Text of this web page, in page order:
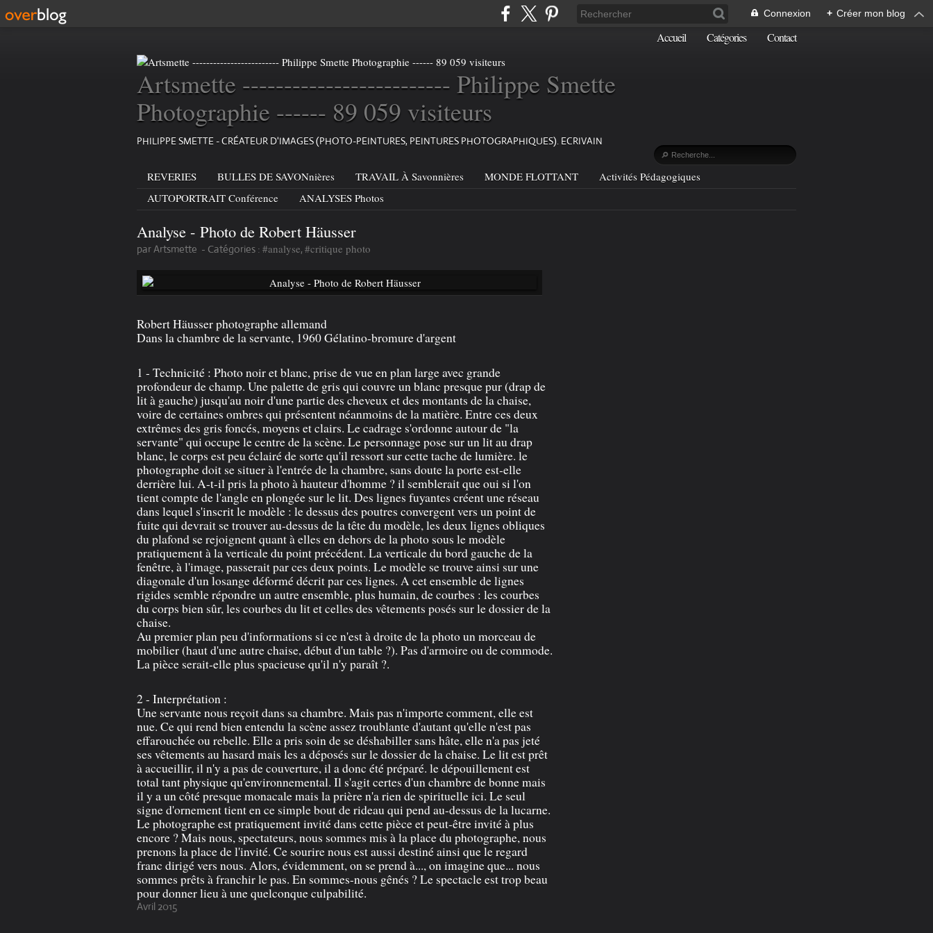
Connexion + Créer mon blog
Accueil Catégories Contact
Artsmette ------------------------- Philippe Smette
Photographie ------ 89 059 visiteurs
PHILIPPE SMETTE - CRÉATEUR D'IMAGES (PHOTO-PEINTURES, PEINTURES PHOTOGRAPHIQUES). ECRIVAIN
REVERIES BULLES DE SAVONnières TRAVAIL À Savonnières MONDE FLOTTANT
Activités Pédagogiques
AUTOPORTRAIT Conférence
ANALYSES Photos
Analyse - Photo de Robert Häusser
par Artsmette - Catégories : #analyse, #critique photo
Robert Häusser photographe allemand
Dans la chambre de la servante, 1960 Gélatino-bromure d'argent
1 - Technicité : Photo noir et blanc, prise de vue en plan large avec grande
profondeur de champ. Une palette de gris qui couvre un blanc presque pur (drap de
lit à gauche) jusqu'au noir d'une partie des cheveux et des montants de la chaise,
voire de certaines ombres qui présentent néanmoins de la matière. Entre ces deux
extrêmes des gris foncés, moyens et clairs. Le cadrage s'ordonne autour de "la
servante" qui occupe le centre de la scène. Le personnage pose sur un lit au drap
blanc, le corps est peu éclairé de sorte qu'il ressort sur cette tache de lumière. le
photographe doit se situer à l'entrée de la chambre, sans doute la porte est-elle
derrière lui. A-t-il pris la photo à hauteur d'homme ? il semblerait que oui si l'on
tient compte de l'angle en plongée sur le lit. Des lignes fuyantes créent une réseau
dans lequel s'inscrit le modèle : le dessus des poutres convergent vers un point de
fuite qui devrait se trouver au-dessus de la tête du modèle, les deux lignes obliques
du plafond se rejoignent quant à elles en dehors de la photo sous le modèle
pratiquement à la verticale du point précédent. La verticale du bord gauche de la
fenêtre, à l'image, passerait par ces deux points. Le modèle se trouve ainsi sur une
diagonale d'un losange déformé décrit par ces lignes. A cet ensemble de lignes
rigides semble répondre un autre ensemble, plus humain, de courbes : les courbes
du corps bien sûr, les courbes du lit et celles des vêtements posés sur le dossier de la
chaise.
Au premier plan peu d'informations si ce n'est à droite de la photo un morceau de
mobilier (haut d'une autre chaise, début d'un table ?). Pas d'armoire ou de commode.
La pièce serait-elle plus spacieuse qu'il n'y paraît ?.
2 - Interprétation :
Une servante nous reçoit dans sa chambre. Mais pas n'importe comment, elle est
nue. Ce qui rend bien entendu la scène assez troublante d'autant qu'elle n'est pas
effarouchée ou rebelle. Elle a pris soin de se déshabiller sans hâte, elle n'a pas jeté
ses vêtements au hasard mais les a déposés sur le dossier de la chaise. Le lit est prêt
à accueillir, il n'y a pas de couverture, il a donc été préparé. le dépouillement est
total tant physique qu'environnemental. Il s'agit certes d'un chambre de bonne mais
il y a un côté presque monacale mais la prière n'a rien de spirituelle ici. Le seul
signe d'ornement tient en ce simple bout de rideau qui pend au-dessus de la lucarne.
Le photographe est pratiquement invité dans cette pièce et peut-être invité à plus
encore ? Mais nous, spectateurs, nous sommes mis à la place du photographe, nous
prenons la place de l'invité. Ce sourire nous est aussi destiné ainsi que le regard
franc dirigé vers nous. Alors, évidemment, on se prend à..., on imagine que... nous
sommes prêts à franchir le pas. En sommes-nous gênés ? Le spectacle est trop beau
pour donner lieu à une quelconque culpabilité.
Avril 2015